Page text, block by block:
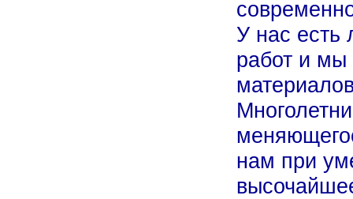
У нас есть
работ и мы
нам при